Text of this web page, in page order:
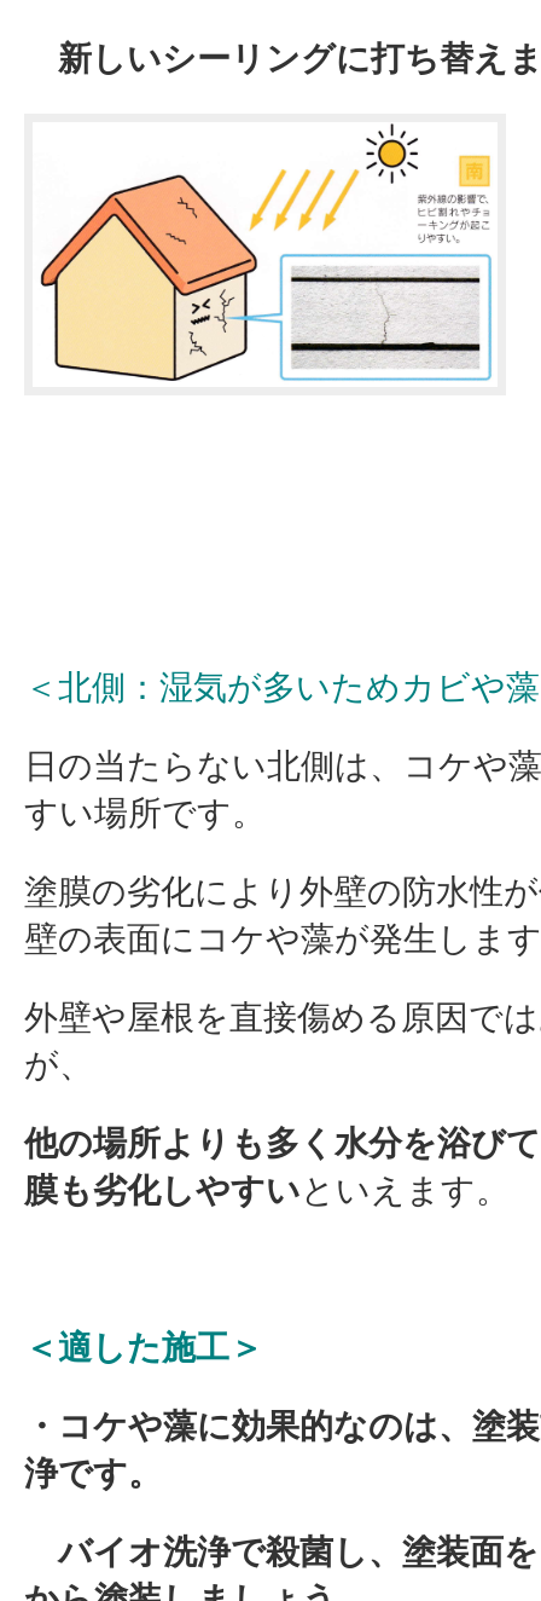
新しいシーリングに打ち替え
＜北側：湿気が多いためカビや
日の当たらない北側は、コケや
すい場所です。
塗膜の劣化により外壁の防水性
壁の表面にコケや藻が発生しま
外壁や屋根を直接傷める原因で
が、
他の場所よりも多く水分を浴び
膜も劣化しやすいといえます。
＜適した施工＞
・コケや藻に効果的なのは、塗
浄です。
バイオ洗浄で殺菌し、塗装面